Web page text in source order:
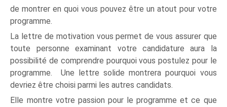
de montrer en quoi vous pouvez être un atout pour votre
programme.
La lettre de motivation vous permet de vous assurer que
toute personne examinant votre candidature aura la
possibilité de comprendre pourquoi vous postulez pour le
programme. Une lettre solide montrera pourquoi vous
devriez être choisi parmi les autres candidats.
Elle montre votre passion pour le programme et ce que